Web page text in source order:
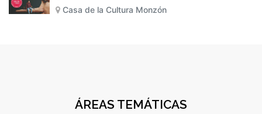
Casa de la Cultura Monzón
ÁREAS TEMÁTICAS